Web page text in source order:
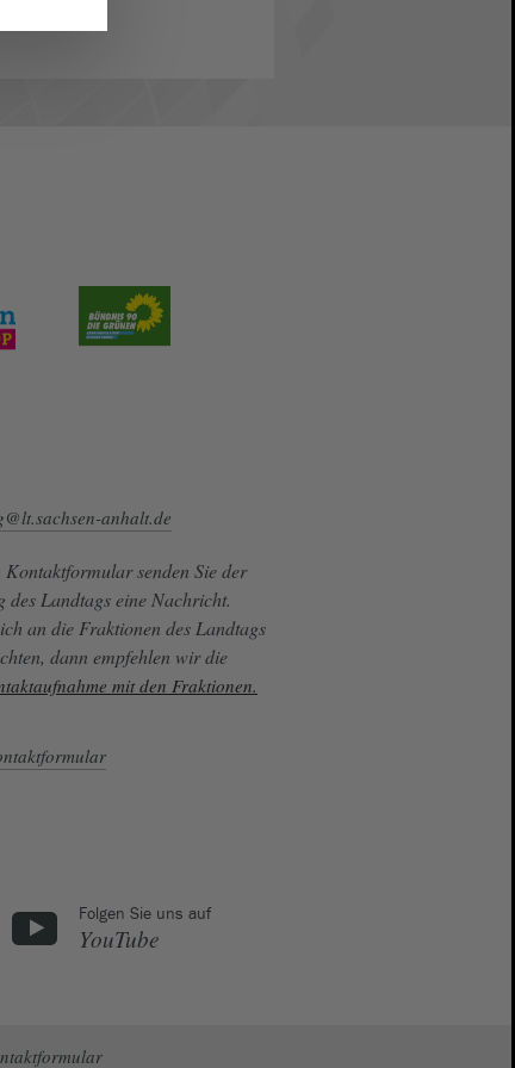
anhalt.de
Kontaktformular senden Sie der
des Landtags eine Nachricht.
an die Fraktionen des Landtags
dann empfehlen wir die
mit den Fraktionen.
Folgen Sie uns auf
YouTube